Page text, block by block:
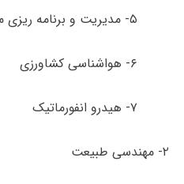
۵- مدیریت و برنامه ریزی منابع آب
۶- هواشناسی کشاورزی
۷- هیدرو انفورماتیک
۲- مهندسی طبیعت